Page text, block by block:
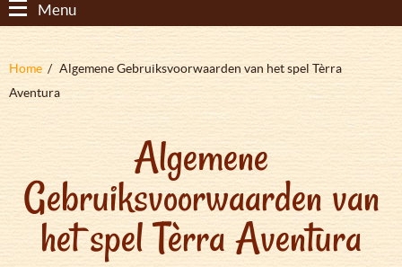
Menu
Kruimelpad
Home
Algemene Gebruiksvoorwaarden van het spel Tèrra
Aventura
Algemene
Gebruiksvoorwaarden van
het spel Tèrra Aventura